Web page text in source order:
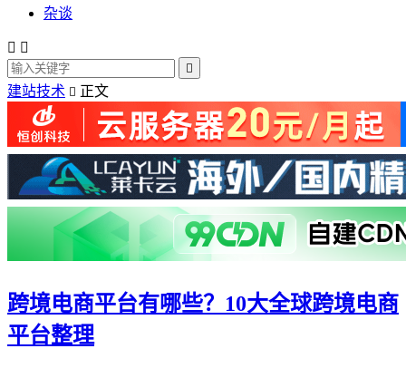
杂谈
 

建站技术  正文
跨境电商平台有哪些？10大全球跨境电商
平台整理